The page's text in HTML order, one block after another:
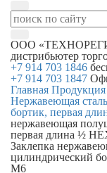
ООО
дистрибьютер
+7 914 703 1846
+7 914 703 1847
Главная Продукция
Нержавеющая
бортик, первая
нержавеющая
первая длина ½
Заклепка
цилиндрический
M6